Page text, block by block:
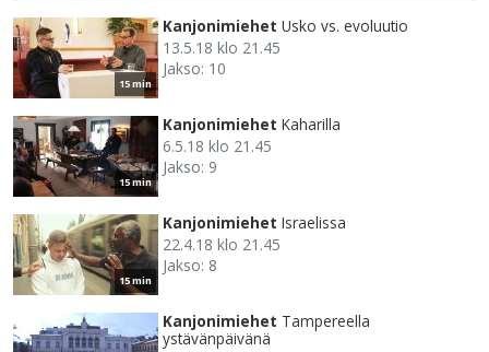
15 min
Kanjonimiehet Usko vs. evoluutio
13.5.18 klo 21.45
Jakso: 10
15 min
Kanjonimiehet Kaharilla
6.5.18 klo 21.45
Jakso: 9
15 min
Kanjonimiehet Israelissa
22.4.18 klo 21.45
Jakso: 8
Kanjonimiehet Tampereella
ystävänpäivänä